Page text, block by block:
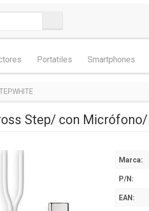
Portatiles Smartphones
Step/ con Micrófono/
Marca:
P/N:
EAN: